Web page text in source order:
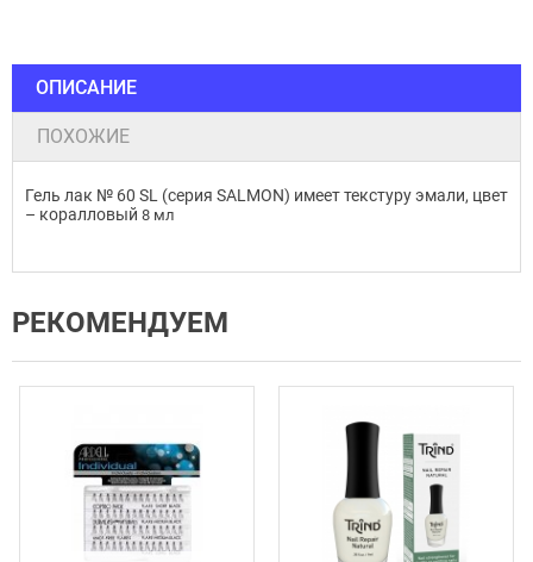
ОПИСАНИЕ
ПОХОЖИЕ
Гель лак № 60 SL (серия SALMON) имеет текстуру эмали, цвет
– коралловый 8 мл
РЕКОМЕНДУЕМ